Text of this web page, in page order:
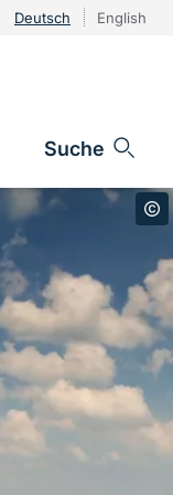
Deutsch English
Suche